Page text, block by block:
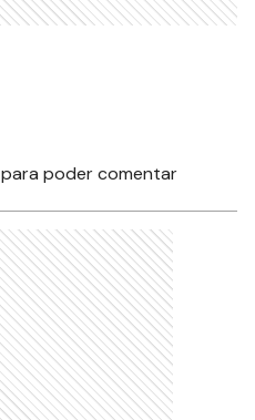
para poder comentar